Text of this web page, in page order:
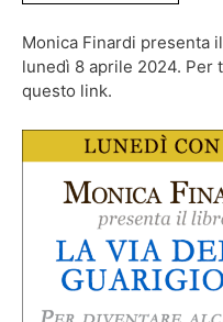
Monica Finardi presenta
lunedì 8 aprile 2024. Per
questo link.